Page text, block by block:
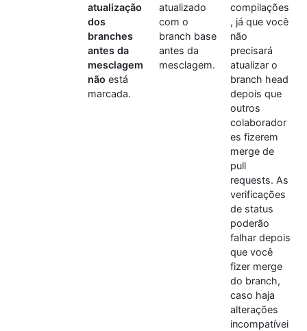
atualização
dos
branches
antes da
mesclagem
não está
marcada.
atualizado
com o
branch base
antes da
mesclagem.
compilações
, já que você
não
precisará
atualizar o
branch head
depois que
outros
colaborador
es fizerem
merge de
pull
requests. As
verificações
de status
poderão
falhar depois
que você
fizer merge
do branch,
caso haja
alterações
incompatívei